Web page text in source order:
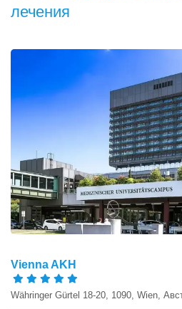
лечения
Vienna AKH
Währinger Gürtel 18-20, 1090, Wien,